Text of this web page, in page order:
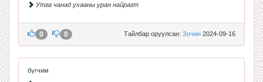
Утга чанад ухааны уран найрагт
Тайлбар оруулсан: Зочин 2024-09-16
0 0
бүгчим